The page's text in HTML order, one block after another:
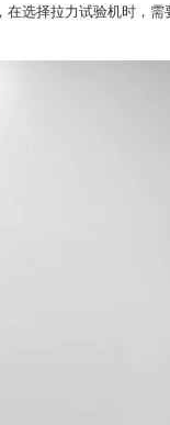
在选择拉力试验机时，